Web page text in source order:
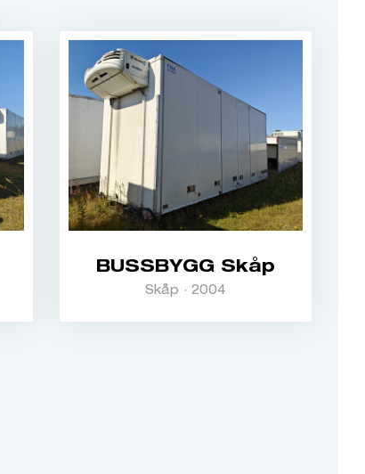
BUSSBYGG Skåp
Skåp · 2004